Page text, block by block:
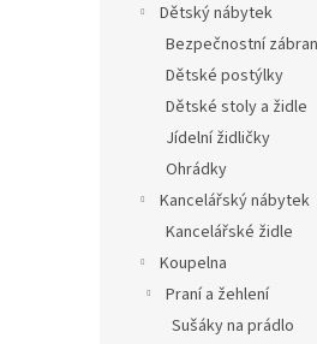
Dětský nábytek
Bezpečnostní
Dětské postýlky
Dětské stoly a židle
Jídelní židličky
Ohrádky
Kancelářský nábytek
Kancelářské židle
Koupelna
Praní a žehlení
Sušáky na prádlo